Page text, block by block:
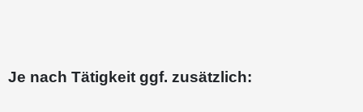
Je nach Tätigkeit ggf. zusätzlich: